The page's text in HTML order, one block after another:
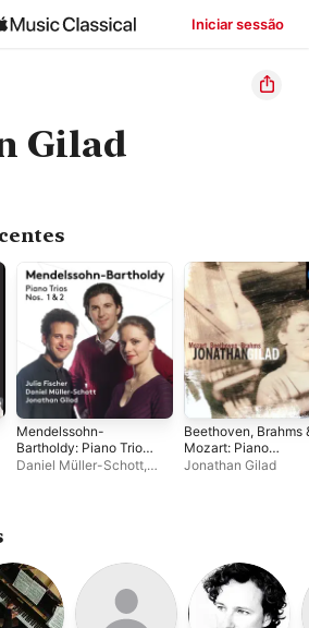
Iniciar sessão
Gilad
Mendelssohn-
Bartholdy: Piano Trios
1 & 2
Daniel Müller-Schott,
Beethoven, Brahms
Mozart: Piano
Works
Jonathan Gilad